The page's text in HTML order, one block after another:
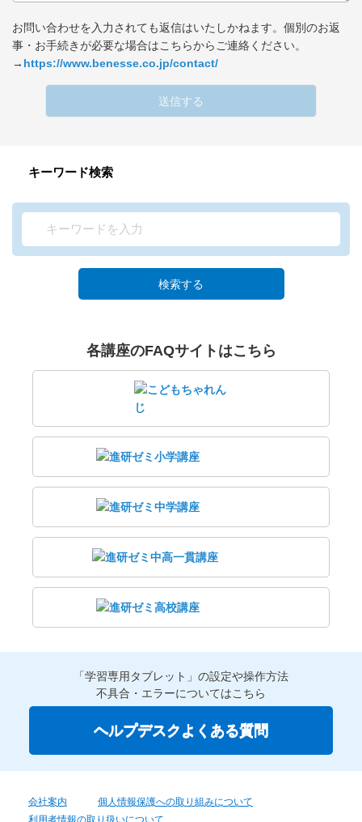
お問い合わせを入力されても返信はいたしかねます。個別のお返
事・お手続きが必要な場合はこちらからご連絡ください。
→ https://www.benesse.co.jp/contact/
送信する
キーワード検索
検索する
各講座のFAQサイトはこちら
「学習専用タブレット」の設定や操作方法
不具合・エラーについてはこちら
ヘルプデスクよくある質問
会社案内
個人情報保護への取り組みについて